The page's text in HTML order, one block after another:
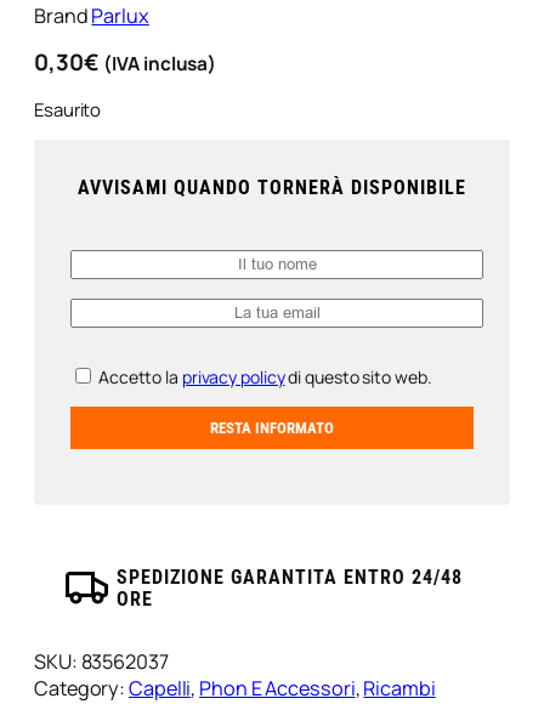
BrandParlux
0,30€ (IVA inclusa)
Esaurito
AVVISAMI QUANDO TORNERÀ DISPONIBILE
Accetto la privacy policydi questo sito web.
SPEDIZIONE GARANTITA ENTRO 24/48
ORE
SKU: 83562037
Category:Capelli, Phon E Accessori, Ricambi